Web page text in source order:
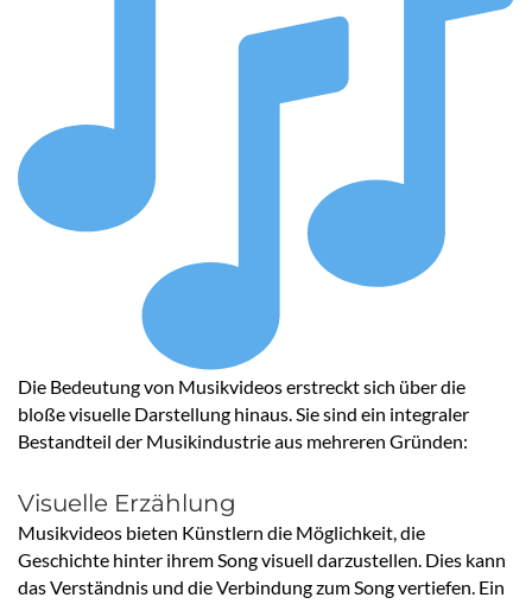
Die Bedeutung von Musikvideos erstreckt sich über die
bloße visuelle Darstellung hinaus. Sie sind ein integraler
Bestandteil der Musikindustrie aus mehreren Gründen:
Visuelle Erzählung
Musikvideos bieten Künstlern die Möglichkeit, die
Geschichte hinter ihrem Song visuell darzustellen. Dies kann
das Verständnis und die Verbindung zum Song vertiefen. Ein